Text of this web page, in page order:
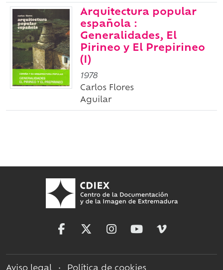
Arquitectura popular
española :
Generalidades, El
Pirineo y El Prepirineo
(I)
1978
Carlos Flores
Aguilar